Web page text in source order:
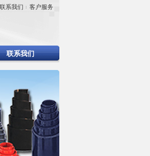
联系我们 客户服务
联系我们